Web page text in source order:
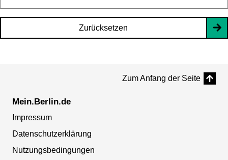
Zurücksetzen
Zum Anfang der Seite
Mein.Berlin.de
Impressum
Datenschutzerklärung
Nutzungsbedingungen